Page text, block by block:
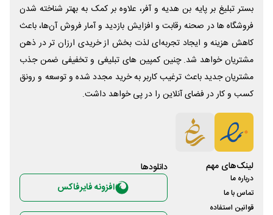
بستر تبلیغ بر پایه بن هدیه و آفر، علاوه بر کمک به بهتر شناخته شدن
فروشگاه ها در صحنه رقابت و افزایش بازدید و آمار فروش آن‌ها، باعث
کاهش هزینه و ایجاد تجربه‌ای لذت بخش از خریدی ارزان تر در ذهن
مشتریان خواهد شد. چنین کمپین های تبلیغی و تخفیفی ضمن جذب
مشتریان جدید باعث ترغیب کاربر به خرید مجدد شده و توسعه و رونق
کسب و کار در فضای آنلاین را در پی خواهد داشت.
لینک‌های مهم
درباره ما
تماس با ما
قوانین استفاده
دانلود‌ها
افزونه فایرفاکس